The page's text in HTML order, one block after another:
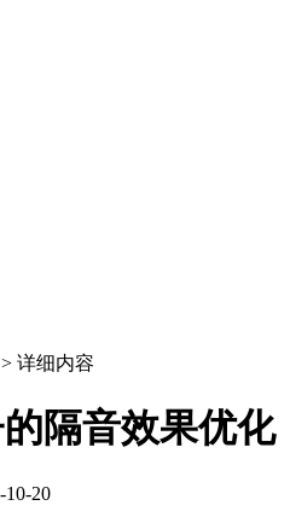
> 详细内容
隔音效果优化
10-20